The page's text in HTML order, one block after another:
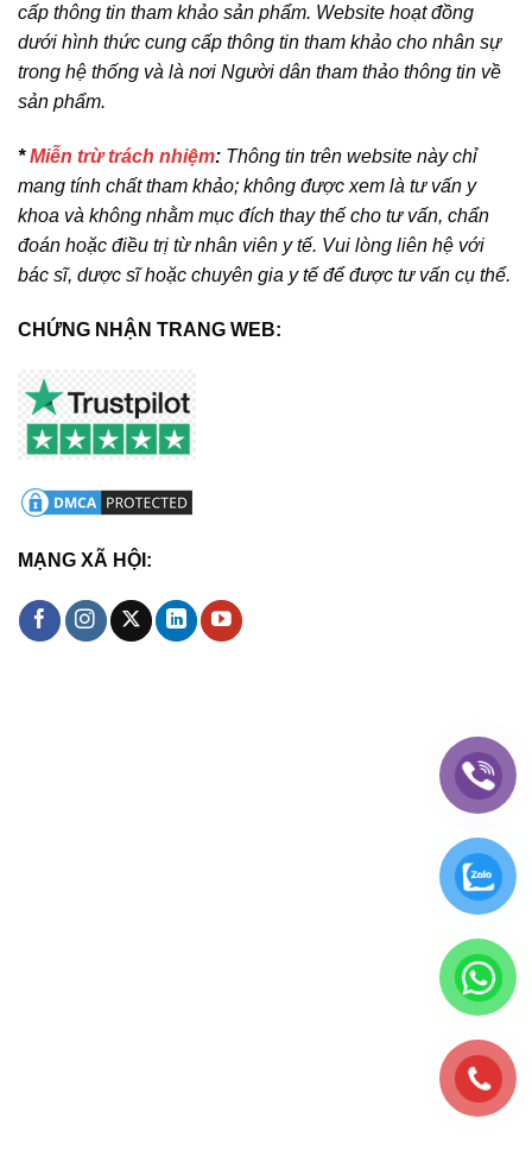
cấp thông tin tham khảo sản phẩm. Website hoạt đồng
dưới hình thức cung cấp thông tin tham khảo cho nhân sự
trong hệ thống và là nơi Người dân tham thảo thông tin về
sản phẩm.
*Miễn trừ trách nhiệm: Thông tin trên website này chỉ
mang tính chất tham khảo; không được xem là tư vấn y
khoa và không nhằm mục đích thay thế cho tư vấn, chẩn
đoán hoặc điều trị từ nhân viên y tế. Vui lòng liên hệ với
bác sĩ, dược sĩ hoặc chuyên gia y tế để được tư vấn cụ thể.
CHỨNG NHẬN TRANG WEB:
MẠNG XÃ HỘI: